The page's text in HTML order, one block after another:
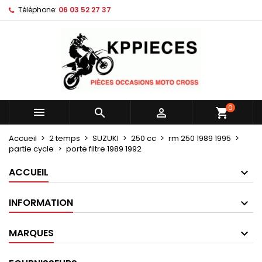
Téléphone: 06 03 52 27 37
   shopping_cart0
Accueil 2 temps SUZUKI 250 cc
rm 250 1989 1995
partie cycle
porte filtre 1989 1992
ACCUEIL
INFORMATION
MARQUES
Mes listes d'envies ×
Créer une nouvelle liste
Créer une liste d'envies ×
Nom de la liste d'envies
Annuler Créer une liste d'envies
Connexion ×
Vous devez être connecté pour ajouter des produits
à votre liste d'envies.
Annuler Connexion